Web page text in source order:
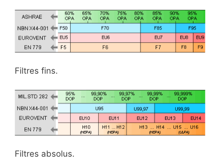
Filtres fins.
Filtres absolus.